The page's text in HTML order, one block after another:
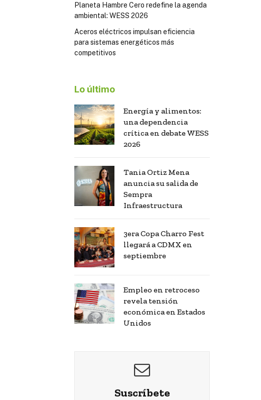
Planeta Hambre Cero redefine la agenda
ambiental: WESS 2026
Aceros eléctricos impulsan eficiencia
para sistemas energéticos más
competitivos
Lo último
Energía y alimentos:
una dependencia
crítica en debate WESS
2026
Tania Ortiz Mena
anuncia su salida de
Sempra
Infraestructura
3era Copa Charro Fest
llegará a CDMX en
septiembre
Empleo en retroceso
revela tensión
económica en Estados
Unidos
Suscríbete